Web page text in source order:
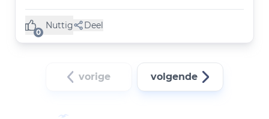
0
Nuttig
(0 like) Deel
vorige volgende